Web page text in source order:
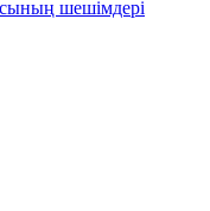
шешімдері